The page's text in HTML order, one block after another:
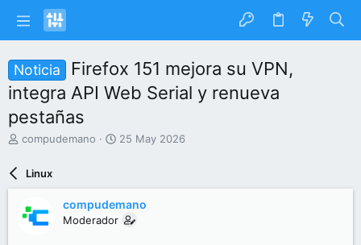
Noticia
Firefox 151 mejora su VPN,
integra API Web Serial y renueva
pestañas
I
a
compudemano
F
d
e
25 May 2026
Linux
compudemano
Moderador